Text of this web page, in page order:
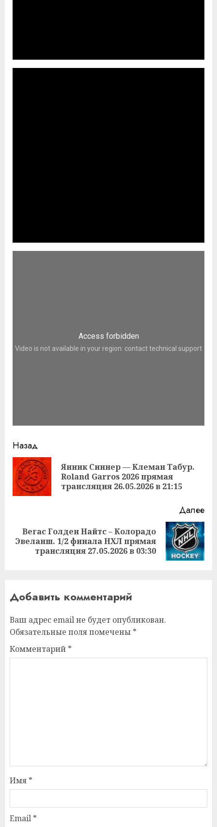
Продолжить
чтение
Назад
Янник Синнер — Клеман Табур.
Roland Garros 2026 прямая
трансляция 26.05.2026 в 21:15
Далее
Следующая
запись:
Вегас Голден Найтс – Колорадо
Эвеланш. 1/2 финала НХЛ прямая
трансляция 27.05.2026 в 03:30
Добавить комментарий
Ваш адрес email не будет опубликован.
Обязательные поля помечены *
Комментарий *
Имя *
Email *